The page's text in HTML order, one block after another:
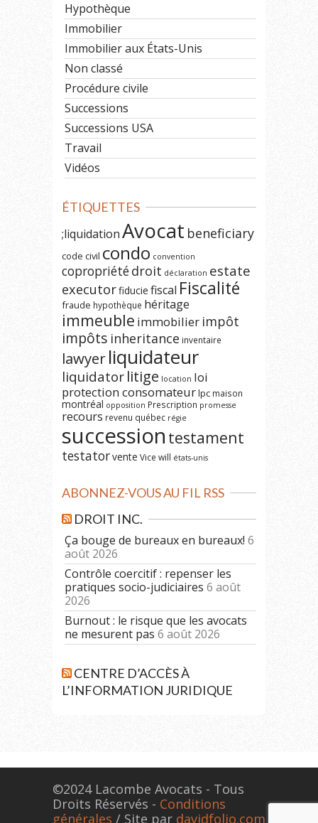
Hypothèque
Immobilier
Immobilier aux États-Unis
Non classé
Procédure civile
Successions
Successions USA
Travail
Vidéos
ÉTIQUETTES
;liquidationAvocat beneficiary
code civil condo convention
copropriétédroit déclaration estate
executorfiducie fiscal Fiscalité
fraude hypothèque héritage
immeuble immobilier impôt
impôts inheritance inventaire
lawyerliquidateur
liquidatorlitige location loi
protection consomateurlpc maison
montréal opposition Prescription promesse
recours revenu québec régie
succession testament
testatorvente Vice will états-unis
ABONNEZ-VOUS AU FIL RSS
DROIT INC.
Ça bouge de bureaux en bureaux! 6
août 2026
Contrôle coercitif : repenser les
pratiques socio-judiciaires 6 août
2026
Burnout : le risque que les avocats
ne mesurent pas 6 août 2026
CENTRE D’ACCÈS À
L’INFORMATION JURIDIQUE
©2024 Lacombe Avocats - Tous
Droits Réservés - Conditions
générales / Site par davidfolio.com